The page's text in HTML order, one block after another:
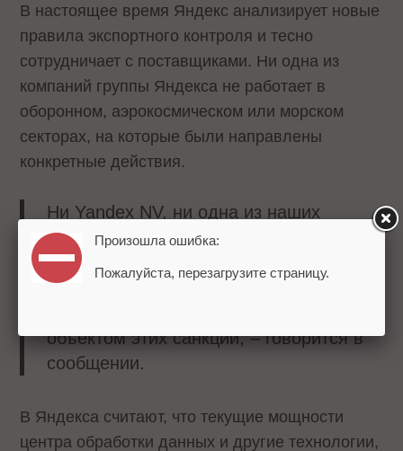
В настоящее время Яндекс анализирует новые
правила экспортного контроля и тесно
сотрудничает с поставщиками. Ни одна из
компаний группы Яндекса не работает в
оборонном, аэрокосмическом или морском
секторах, на которые были направлены
конкретные действия.
Ни Yandex NV, ни одна из наших
дочерних компаний, ни один из членов
нашего совета директоров или
руководства, ни один из наших
объектом этих санкций, – говорится в
сообщении.
В Яндекса считают, что текущие мощности
центра обработки данных и другие технологии,
Произошла ошибка:
Пожалуйста, перезагрузите страницу.